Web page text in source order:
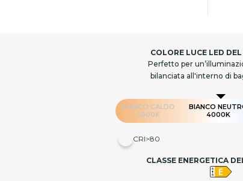
COLORE LUCE LED
Perfetto per
bilanciata all'interno di
BIANCO CALDO
3000K
BIANCO
4000K
CRI>80
CLASSE ENERGETICA